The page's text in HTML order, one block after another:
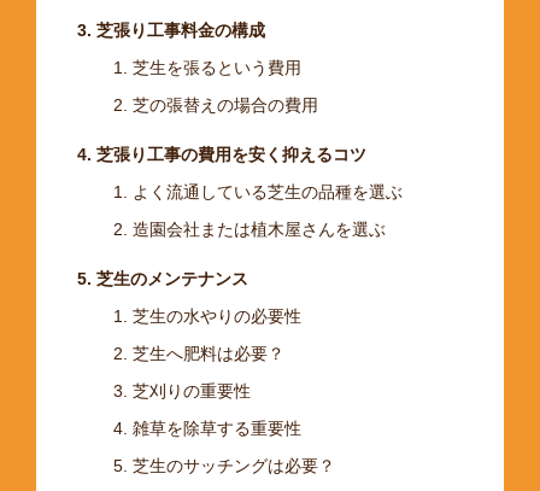
芝張り工事料金の構成
芝生を張るという費用
芝の張替えの場合の費用
芝張り工事の費用を安く抑えるコツ
よく流通している芝生の品種を選ぶ
造園会社または植木屋さんを選ぶ
芝生のメンテナンス
芝生の水やりの必要性
芝生へ肥料は必要？
芝刈りの重要性
雑草を除草する重要性
芝生のサッチングは必要？